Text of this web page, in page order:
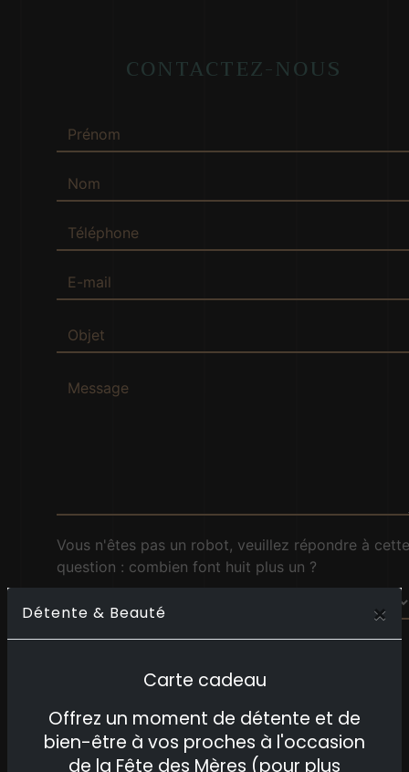
Détente & Beauté ×
Carte cadeau
Offrez un moment de détente et de
bien-être à vos proches à l'occasion
de la Fête des Mères (pour plus
CONTACTEZ-NOUS
Vous n'êtes pas un robot, veuillez répondre à cette
question : combien font huit plus un ?
particulières ci-dessous **
ENVOYER